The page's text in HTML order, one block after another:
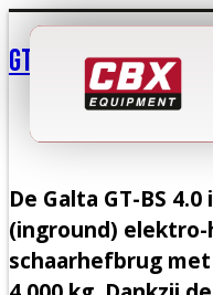
Ga
naar
de
GT-BS 4.0
De Galta GT-BS
(inground) elektro-
schaarhefbrug